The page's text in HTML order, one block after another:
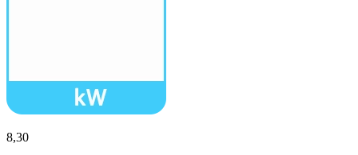
8,30